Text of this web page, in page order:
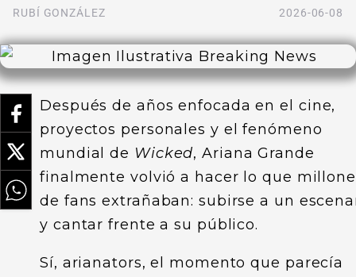
RUBÍ GONZÁLEZ 2026-06-08
Después de años enfocada en el cine,
proyectos personales y el fenómeno
mundial de Wicked, Ariana Grande
finalmente volvió a hacer lo que
de fans extrañaban: subirse a un
y cantar frente a su público.
Sí, arianators, el momento que parecía